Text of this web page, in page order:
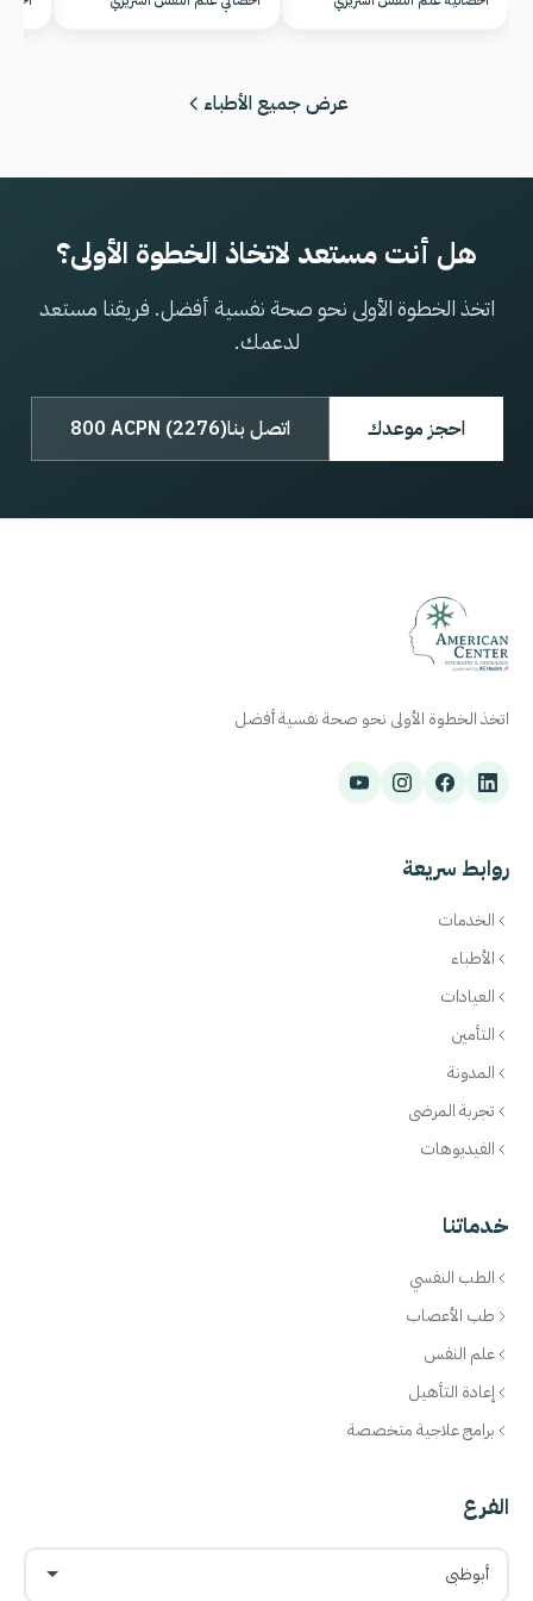
عرض جميع الأطباء
هل أنت مستعد لاتخاذ الخطوة الأولى؟
اتخذ الخطوة الأولى نحو صحة نفسية أفضل. فريقنا مستعد
لدعمك.
احجز موعدك اتصل بنا800 ACPN (2276)
اتخذ الخطوة الأولى نحو صحة نفسية أفضل
روابط سريعة
الخدمات
الأطباء
العيادات
التأمين
المدونة
تجربة المرضى
الفيديوهات
خدماتنا
الطب النفسي
طب الأعصاب
علم النفس
إعادة التأهيل
برامج علاجية متخصصة
الفرع
أبوظبي